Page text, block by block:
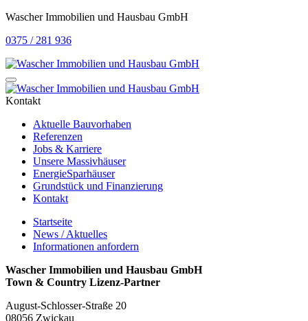
Wascher Immobilien und Hausbau GmbH
0375 / 281 936
Kontakt
Aktuelle Bauvorhaben
Referenzen
Jobs & Karriere
Unsere Massivhäuser
EnergieSparhäuser
Grundstück und Finanzierung
Kontakt
Startseite
News / Aktuelles
Informationen anfordern
Wascher Immobilien und Hausbau GmbH
Town & Country Lizenz-Partner
August-Schlosser-Straße 20
08056 Zwickau